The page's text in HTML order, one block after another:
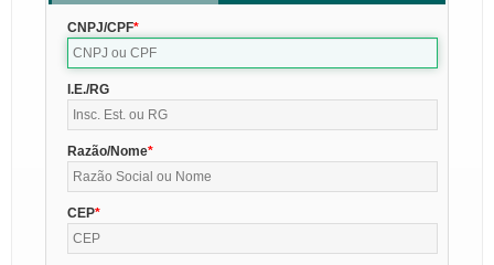
CNPJ/CPF
I.E./RG
Razão/Nome
CEP